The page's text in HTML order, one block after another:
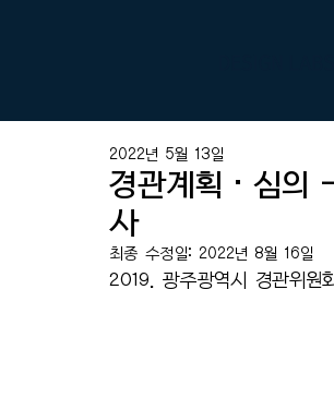
경관계획·심의
사
2022년 5월 13일
최종 수정일: 2022년 8월 16일
2019. 광주광역시 경관위원